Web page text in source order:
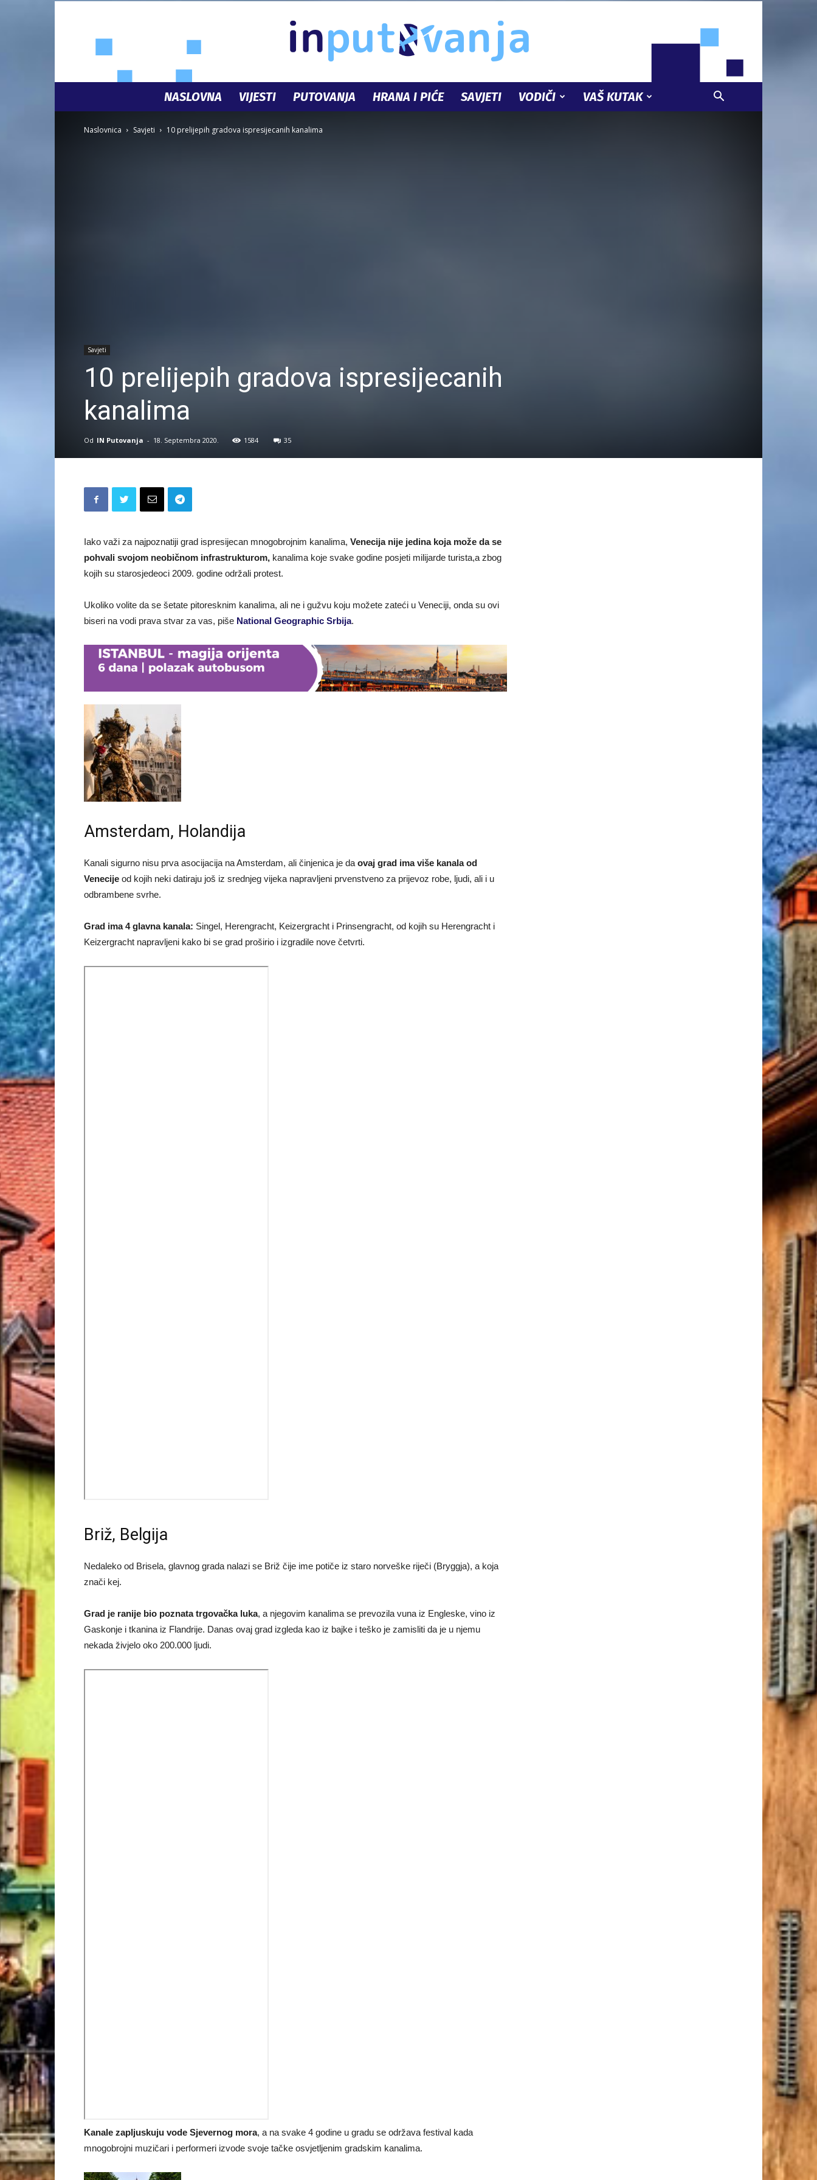
NASLOVNA VIJESTI PUTOVANJA HRANA I PIĆE SAVJETI VODIČI VAŠ KUTAK
Naslovnica Savjeti 10 prelijepih gradova ispresijecanih kanalima
Savjeti
10 prelijepih gradova ispresijecanih
kanalima
Od IN Putovanja - 18. Septembra 2020. 1584 35
Iako važi za najpoznatiji grad ispresijecan mnogobrojnim kanalima, Venecija nije jedina koja može da se
pohvali svojom neobičnom infrastrukturom, kanalima koje svake godine posjeti milijarde turista,a zbog
kojih su starosjedeoci 2009. godine održali protest.
Ukoliko volite da se šetate pitoresknim kanalima, ali ne i gužvu koju možete zateći u Veneciji, onda su ovi
biseri na vodi prava stvar za vas, piše National Geographic Srbija.
Amsterdam, Holandija
Kanali sigurno nisu prva asocijacija na Amsterdam, ali činjenica je da ovaj grad ima više kanala od
Venecije od kojih neki datiraju još iz srednjeg vijeka napravljeni prvenstveno za prijevoz robe, ljudi, ali i u
odbrambene svrhe.
Grad ima 4 glavna kanala: Singel, Herengracht, Keizergracht i Prinsengracht, od kojih su Herengracht i
Keizergracht napravljeni kako bi se grad proširio i izgradile nove četvrti.
Briž, Belgija
Nedaleko od Brisela, glavnog grada nalazi se Briž čije ime potiče iz staro norveške riječi (Bryggja), a koja
znači kej.
Grad je ranije bio poznata trgovačka luka, a njegovim kanalima se prevozila vuna iz Engleske, vino iz
Gaskonje i tkanina iz Flandrije. Danas ovaj grad izgleda kao iz bajke i teško je zamisliti da je u njemu
nekada živjelo oko 200.000 ljudi.
Kanale zapljuskuju vode Sjevernog mora, a na svake 4 godine u gradu se održava festival kada
mnogobrojni muzičari i performeri izvode svoje tačke osvjetljenim gradskim kanalima.